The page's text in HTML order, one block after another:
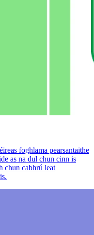
foghlama pearsantaithe
as na dul chun cinn is
chun cabhrú leat